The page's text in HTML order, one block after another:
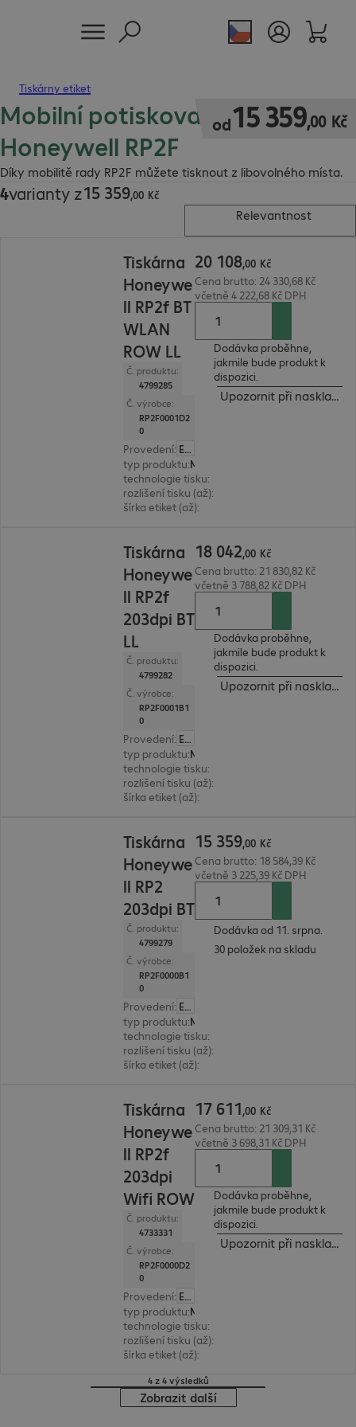
Tiskárny etiket
Mobilní potiskovač etiket
Honeywell RP2F
Díky mobilitě rady RP2F můžete tisknout z libovolného místa.
od15359,00 Kč
15 359,00 Kč
4varianty z15 359,00 Kč
15 359,00 Kč
Relevantnost
Tiskárna
Honeywe
ll RP2f BT
WLAN
ROW LL
Č. produktu:
4799285
Č. výrobce:
RP2F0001D2
0
Provedení:
Evropa
typ produktu:
technologie tisku:
rozlišení tisku (až):
šírka etiket (až):
20 108,00 Kč
Cena brutto: 24 330,68 Kč
včetně 4 222,68 Kč DPH
Dodávka proběhne,
jakmile bude produkt k
dispozici.
Upozornit při
Tiskárna
Honeywe
ll RP2f
203dpi BT
LL
Č. produktu:
4799282
Č. výrobce:
RP2F0001B1
0
Provedení:
Evropa
typ produktu:
technologie tisku:
rozlišení tisku (až):
šírka etiket (až):
18 042,00 Kč
Cena brutto: 21 830,82 Kč
včetně 3 788,82 Kč DPH
Dodávka proběhne,
jakmile bude produkt k
dispozici.
Upozornit při
Tiskárna
Honeywe
ll RP2
203dpi BT
Č. produktu:
4799279
Č. výrobce:
RP2F0000B1
0
Provedení:
Evropa
typ produktu:
technologie tisku:
rozlišení tisku (až):
šírka etiket (až):
15 359,00 Kč
Cena brutto: 18 584,39 Kč
včetně 3 225,39 Kč DPH
Dodávka od 11. srpna.
30 položek na skladu
Tiskárna
Honeywe
ll RP2f
203dpi
Wifi ROW
Č. produktu:
4733331
Č. výrobce:
RP2F0000D2
0
Provedení:
Evropa
typ produktu:
technologie tisku:
rozlišení tisku (až):
šírka etiket (až):
17 611,00 Kč
Cena brutto: 21 309,31 Kč
včetně 3 698,31 Kč DPH
Dodávka proběhne,
jakmile bude produkt k
dispozici.
Upozornit při
4 z 4 výsledků
Zobrazit další